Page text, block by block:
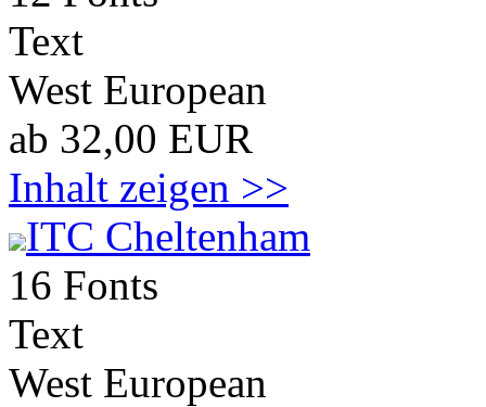
Text
West European
ab 32,00 EUR
Inhalt zeigen >>
ITC Cheltenham
16 Fonts
Text
West European